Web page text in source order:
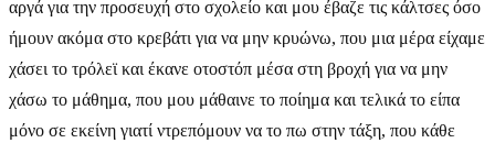
αργά για την προσευχή στο σχολείο και μου έβαζε τις κάλτσες όσο
ήμουν ακόμα στο κρεβάτι για να μην κρυώνω, που μια μέρα είχαμε
χάσει το τρόλεϊ και έκανε οτοστόπ μέσα στη βροχή για να μην
χάσω το μάθημα, που μου μάθαινε το ποίημα και τελικά το είπα
μόνο σε εκείνη γιατί ντρεπόμουν να το πω στην τάξη, που κάθε